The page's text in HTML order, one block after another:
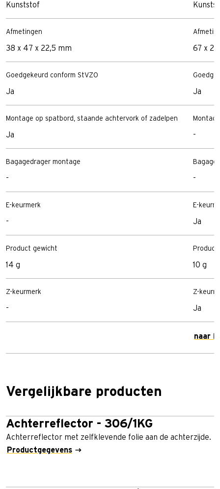
Kunststof
Afmetingen
38 x 47 x 22,5 mm
Goedgekeurd conform StVZO
Ja
Montage op spatbord, staande achtervork of zadelpen
Ja
Bagagedrager montage
-
E-keurmerk
-
Product gewicht
14 g
Z-keurmerk
-
67 x 27
Ja
-
-
E-
Ja
10 g
Z-
Ja
naar
Vergelijkbare producten
Achterreflector - 306/1KG
Achterreflector met zelfklevende folie aan de achterzijde.
Productgegevens